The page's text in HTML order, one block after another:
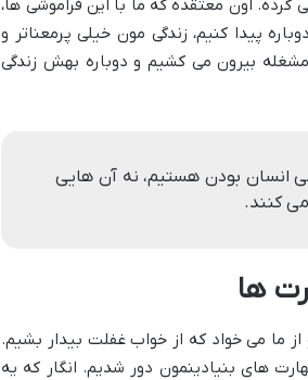
اون معتقده که ما با این فراموشی ها،
پیدا کنیم، زندگی مون خیلی پرمعناتر و
مشغله بیرون می کشیم و دوباره بهش زندگی
انسان بودن هستیم، نه آن هایی
کنند.
ها
ما می خواد که از خواب غفلت بیدار بشیم.
های بنیادینمون دور شدیم. انگار که یه